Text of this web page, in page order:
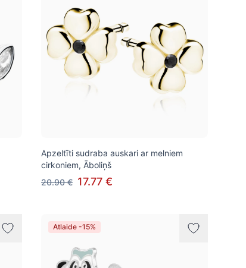
Apzeltīti sudraba auskari ar melniem
cirkoniem, Āboliņš
20.90 € 17.77 €
Atlaide -15%